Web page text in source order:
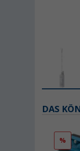
DAS
%